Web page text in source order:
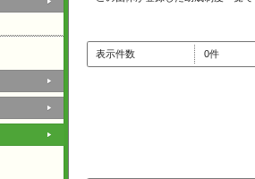
表示件数 0件